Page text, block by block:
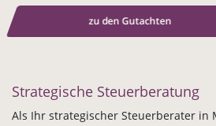
zu den Gutachten
Strategische Steuerberatung
Als Ihr strategischer Steuerberater in